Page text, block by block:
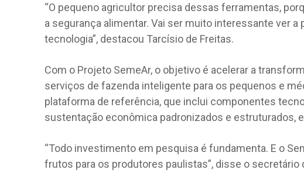
“O pequeno agricultor precisa dessas ferramentas,
a segurança alimentar. Vai ser muito interessante ver
tecnologia”, destacou Tarcísio de Freitas.
Com o Projeto SemeAr, o objetivo é acelerar a
serviços de fazenda inteligente para os pequenos e
plataforma de referência, que inclui componentes
sustentação econômica padronizados e estruturados,
“Todo investimento em pesquisa é fundamenta. E o
frutos para os produtores paulistas”, disse o